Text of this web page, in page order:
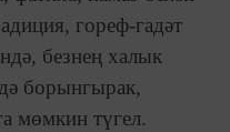
гореф-гадәт
безнең халык
борынгырак,
мөмкин түгел.